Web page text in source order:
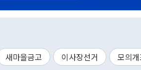
새마을금고 이사장선거 모의